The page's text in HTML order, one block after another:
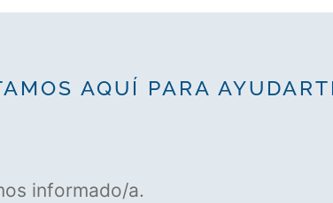
AQUÍ PARA
informado/a.